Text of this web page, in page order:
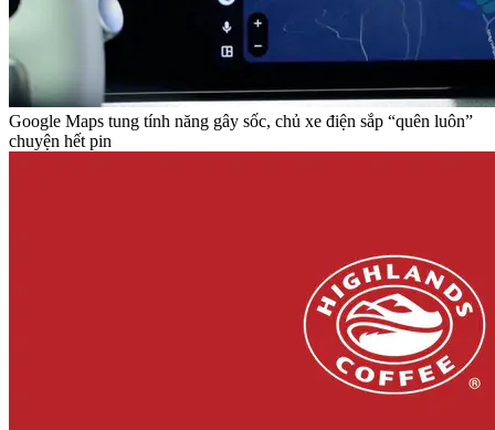
Google Maps tung tính năng gây sốc, chủ xe điện sắp “quên luôn”
chuyện hết pin